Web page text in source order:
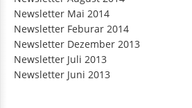
Newsletter Mai 2014
Newsletter Feburar 2014
Newsletter Dezember 2013
Newsletter Juli 2013
Newsletter Juni 2013